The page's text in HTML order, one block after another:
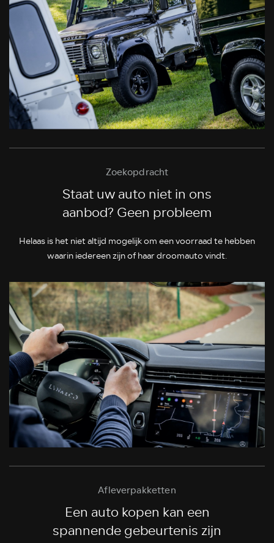
Zoekopdracht
Staat uw auto niet in ons
aanbod? Geen probleem
Helaas is het niet altijd mogelijk om een voorraad te hebben
waarin iedereen zijn of haar droomauto vindt.
Afleverpakketten
Een auto kopen kan een
spannende gebeurtenis zijn